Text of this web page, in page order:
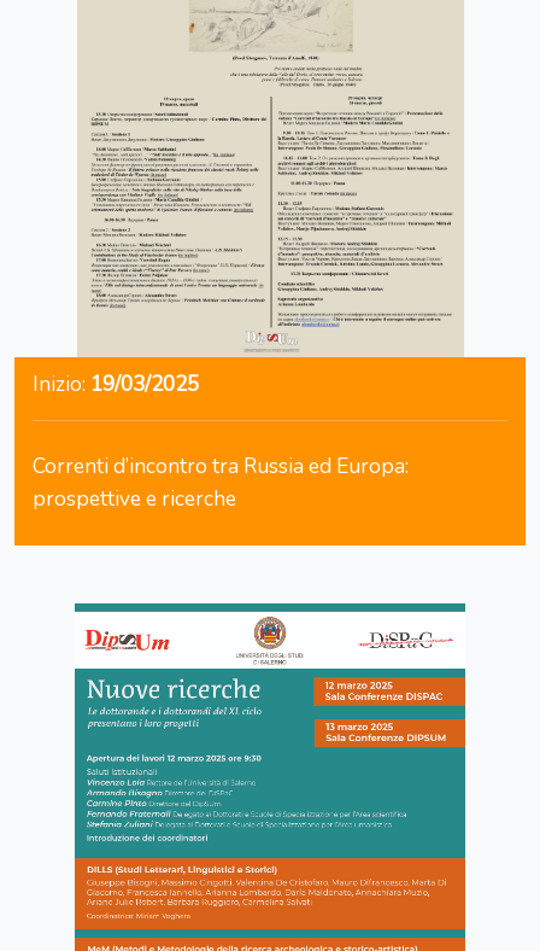
Inizio: 19/03/2025
Correnti d’incontro tra Russia ed Europa:
prospettive e ricerche